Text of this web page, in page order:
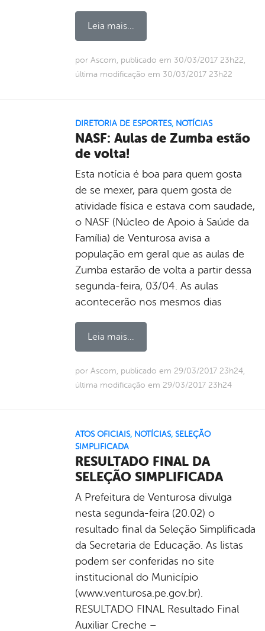
Leia mais...
por Ascom, publicado em 30/03/2017 23h22,
última modificação em 30/03/2017 23h22
DIRETORIA DE ESPORTES, NOTÍCIAS
NASF: Aulas de Zumba estão
de volta!
Esta notícia é boa para quem gosta
de se mexer, para quem gosta de
atividade física e estava com saudade,
o NASF (Núcleo de Apoio à Saúde da
Família) de Venturosa avisa a
população em geral que as aulas de
Zumba estarão de volta a partir dessa
segunda-feira, 03/04. As aulas
acontecerão nos mesmos dias
Leia mais...
por Ascom, publicado em 29/03/2017 23h24,
última modificação em 29/03/2017 23h24
ATOS OFICIAIS, NOTÍCIAS, SELEÇÃO
SIMPLIFICADA
RESULTADO FINAL DA
SELEÇÃO SIMPLIFICADA
A Prefeitura de Venturosa divulga
nesta segunda-feira (20.02) o
resultado final da Seleção Simplificada
da Secretaria de Educação. As listas
podem ser conferidas no site
institucional do Município
(www.venturosa.pe.gov.br).
RESULTADO FINAL Resultado Final
Auxiliar Creche –